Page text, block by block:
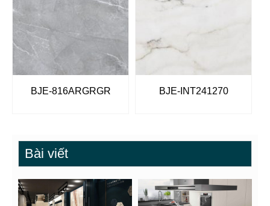
BJE-816ARGRGR BJE-INT241270
Bài viết